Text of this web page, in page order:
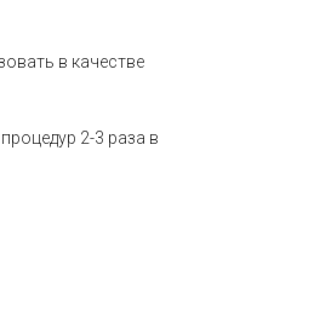
в качестве
2-3 раза в